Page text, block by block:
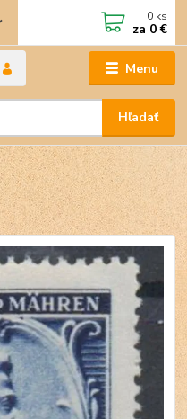
Menu
Hľadať
0 ks
za 0 €